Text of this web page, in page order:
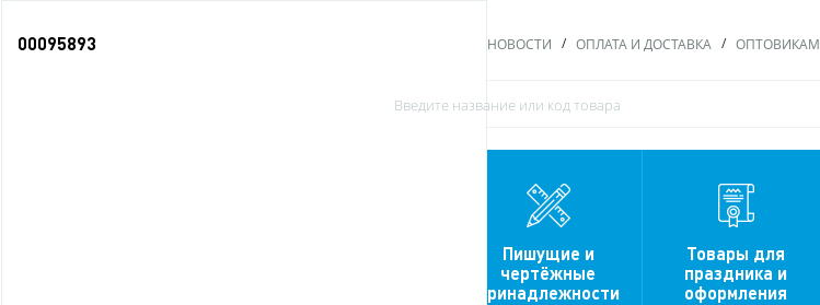
НОВОСТИ ОПЛАТА И ДОСТАВКА ОПТОВИКАМ
Пишущие и
чертёжные
принадлежности
Товары для
праздника и
оформления
00095893